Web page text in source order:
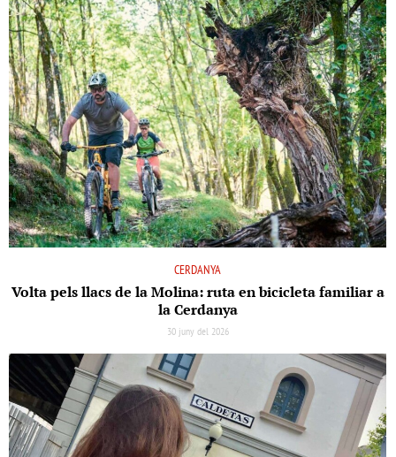
CERDANYA
Volta pels llacs de la Molina: ruta en bicicleta familiar a
la Cerdanya
30 juny del 2026